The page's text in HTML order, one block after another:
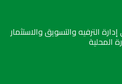
الترفيه والتسويق والاستثمار
المحلية